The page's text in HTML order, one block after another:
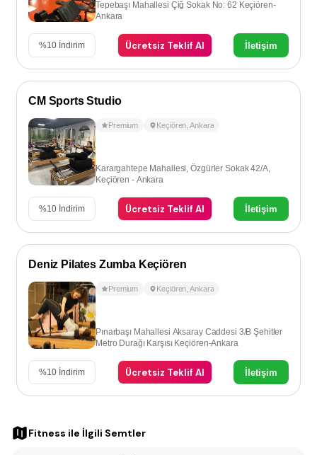
Tepebaşı Mahallesi Çiğ Sokak No: 62 Keçiören-
Ankara
%10 İndirim Ücretsiz Teklif Al İletişim
CM Sports Studio
Premium Keçiören ,Ankara
Karargahtepe Mahallesi, Özgürler Sokak 42/A,
Keçiören - Ankara
%10 İndirim Ücretsiz Teklif Al İletişim
Deniz Pilates Zumba Keçiören
Premium Keçiören ,Ankara
Pınarbaşı Mahallesi Aksaray Caddesi 3/B Şehitler
Metro Durağı Karşısı Keçiören-Ankara
%10 İndirim Ücretsiz Teklif Al İletişim
Fitness ile İlgili Semtler